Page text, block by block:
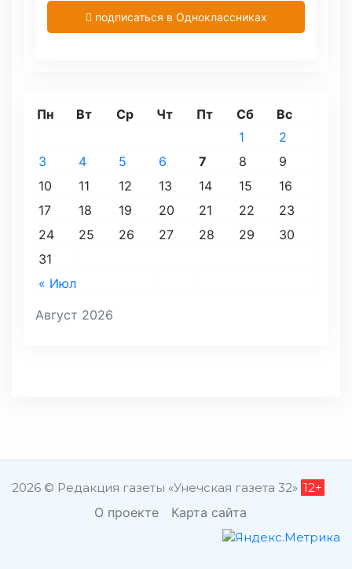
подписаться в Одноклассниках
Август 2026
Пн Вт Ср Чт Пт Сб Вс
« Июл
1
2
3
4 5 6 7 8
9
10
11 12 13 14 15
16
17
18 19 20 21 22
23
24
25 26 27 28 29
30
31
2026 © Редакция газеты «Унечская газета 32» 12+
О проекте Карта сайта